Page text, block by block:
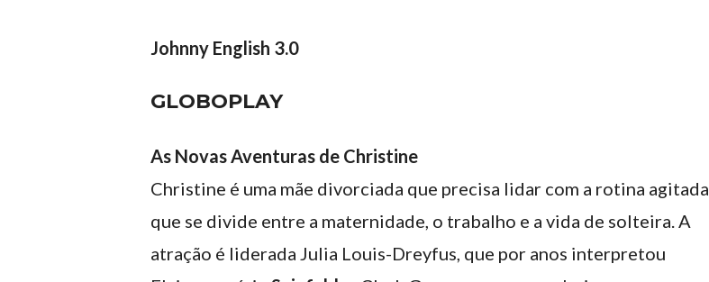
Johnny English 3.0
GLOBOPLAY
As Novas Aventuras de Christine
Christine é uma mãe divorciada que precisa lidar com a rotina agitada
que se divide entre a maternidade, o trabalho e a vida de solteira. A
atração é liderada Julia Louis-Dreyfus, que por anos interpretou